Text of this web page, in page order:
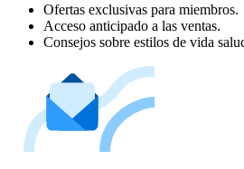
Ofertas exclusivas para miembros.
Acceso anticipado a las ventas.
Consejos sobre estilos de vida